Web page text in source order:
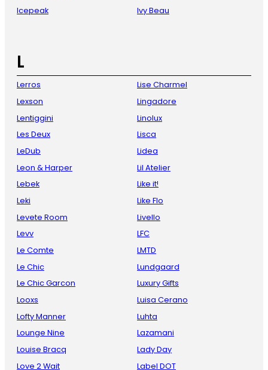
Icepeak
Ivy Beau
L
Lerros
Lexson
Lentiggini
Les Deux
LeDub
Leon & Harper
Lebek
Leki
Levete Room
Levv
Le Comte
Le Chic
Le Chic Garcon
Looxs
Lofty Manner
Lounge Nine
Louise Bracq
Love 2 Wait
Lise Charmel
Lingadore
Linolux
Lisca
Lidea
Lil Atelier
Like it!
Like Flo
Livello
LFC
LMTD
Lundgaard
Luxury Gifts
Luisa Cerano
Luhta
Lazamani
Lady Day
Label DOT